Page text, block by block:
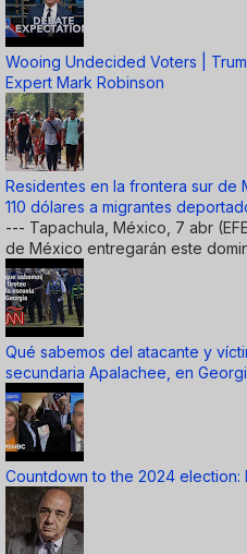
Wooing Undecided Voters |
Expert Mark Robinson
Residentes en la frontera sur
110 dólares a migrantes
--- Tapachula, México, 7 abr
de México entregarán este
Qué sabemos del atacante y
secundaria Apalachee, en
Countdown to the 2024 election: